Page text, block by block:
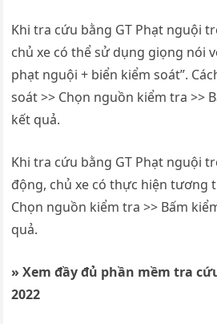
Khi tra cứu bằng GT Phạt nguội
chủ xe có thể sử dụng giọng nói
phạt nguội + biển kiểm soát”.
soát >> Chọn nguồn kiểm tra >>
kết quả.
Khi tra cứu bằng GT Phạt nguội
động, chủ xe có thực hiện tương
Chọn nguồn kiểm tra >> Bấm
quả.
» Xem đầy đủ phần mềm tra
2022